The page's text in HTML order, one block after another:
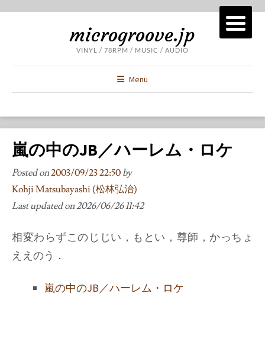
microgroove.jp
VINYL / 78RPM / MUSIC / AUDIO
Menu
嵐の中のJB／ハーレム・ロケ
Posted on2003/09/23 22:50 by
Kohji Matsubayashi (松林弘治)
Last updated on2026/06/26 11:42
相変わらずこのじじい，もとい，尊師，かっちょ
ええのう．
嵐の中のJB／ハーレム・ロケ